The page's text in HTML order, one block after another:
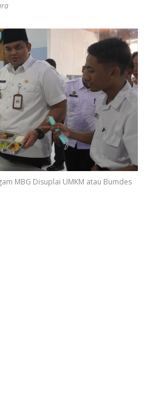
MBG Disuplai UMKM atau Bumdes